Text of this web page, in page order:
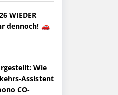
WIEDER
dennoch! 🚗
Wie
Assistent
CO-